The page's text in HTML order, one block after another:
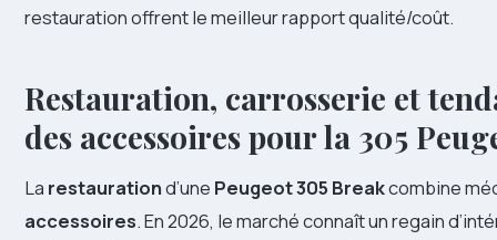
restauration offrent le meilleur rapport qualité/coût.
Restauration, carrosserie et
des accessoires pour la 305
La restaurationd’une Peugeot 305 Breakcombine
accessoires. En 2026, le marché connaît un regain